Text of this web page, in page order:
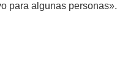
para algunas personas».